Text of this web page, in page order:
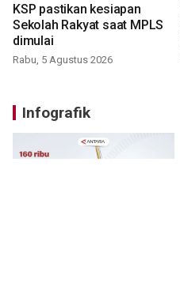
KSP pastikan kesiapan
Sekolah Rakyat saat MPLS
dimulai
Rabu, 5 Agustus 2026
Infografik